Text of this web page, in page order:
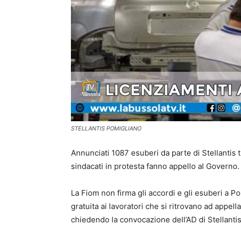
STELLANTIS POMIGLIANO
Annunciati 1087 esuberi da parte di Stellantis
sindacati in protesta fanno appello al Governo.
La Fiom non firma gli accordi e gli esuberi a
gratuita ai lavoratori che si ritrovano ad
chiedendo la convocazione dell’AD di